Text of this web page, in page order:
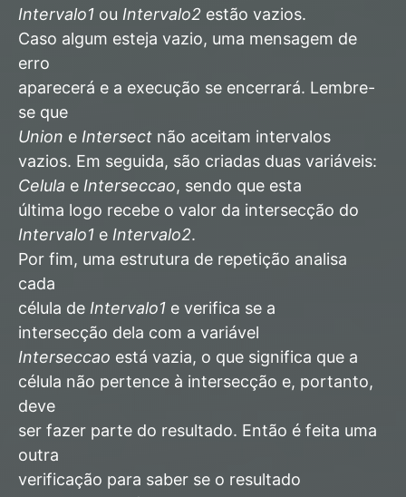
Intervalo1 ou Intervalo2 estão vazios.
Caso algum esteja vazio, uma mensagem de
erro
aparecerá e a execução se encerrará. Lembre-
se que
Union e Intersect não aceitam intervalos
vazios. Em seguida, são criadas duas variáveis:
Celula e Interseccao, sendo que esta
última logo recebe o valor da intersecção do
Intervalo1 e Intervalo2.
Por fim, uma estrutura de repetição analisa
cada
célula de Intervalo1 e verifica se a
intersecção dela com a variável
Interseccao está vazia, o que significa que a
célula não pertence à intersecção e, portanto,
deve
ser fazer parte do resultado. Então é feita uma
outra
verificação para saber se o resultado